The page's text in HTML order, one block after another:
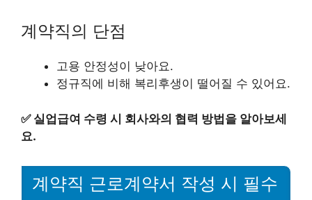
계약직의 단점
고용 안정성이 낮아요.
정규직에 비해 복리후생이 떨어질 수 있어요.
✅ 실업급여 수령 시 회사와의 협력 방법을 알아보세
요.
계약직 근로계약서 작성 시 필수